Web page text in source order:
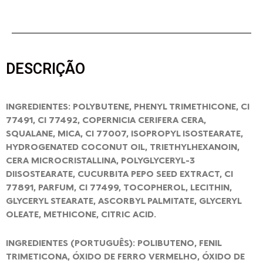
DESCRIÇÃO
INGREDIENTES: POLYBUTENE, PHENYL TRIMETHICONE, CI
77491, CI 77492, COPERNICIA CERIFERA CERA,
SQUALANE, MICA, CI 77007, ISOPROPYL ISOSTEARATE,
HYDROGENATED COCONUT OIL, TRIETHYLHEXANOIN,
CERA MICROCRISTALLINA, POLYGLYCERYL-3
DIISOSTEARATE, CUCURBITA PEPO SEED EXTRACT, CI
77891, PARFUM, CI 77499, TOCOPHEROL, LECITHIN,
GLYCERYL STEARATE, ASCORBYL PALMITATE, GLYCERYL
OLEATE, METHICONE, CITRIC ACID.
INGREDIENTES (PORTUGUÊS): POLIBUTENO, FENIL
TRIMETICONA, ÓXIDO DE FERRO VERMELHO, ÓXIDO DE